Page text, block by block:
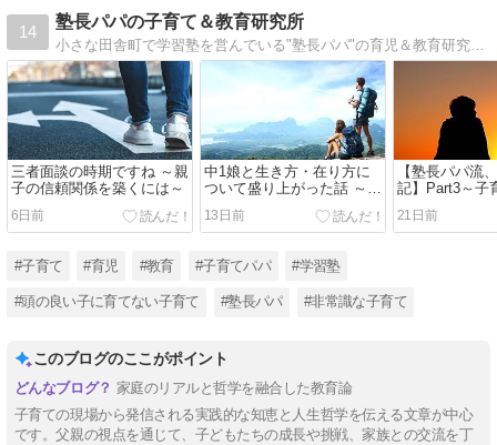
14
塾長パパの子育て＆教育研究所
小さな田舎町で学習塾を営んでいる"塾長パパ"の育児＆教育研究レポート。高2の息子と中1の娘の父で、17年間「頭の良い子に育てない子育て」を実践中。その子育てメソッド、また子育てや教育の仕事を通して学んだこと、感じたことを熱く語る！
三者面談の時期ですね ～親
子の信頼関係を築くには～
6日前
中1娘と生き方・在り方に
ついて盛り上がった話 ～
「ミッションステートメン
ト」って何？～
13日前
【塾長パパ流
記】Part3～子
運命をも変え
21日前
#子育て #育児 #教育 #子育てパパ #学習塾
#頭の良い子に育てない子育て #塾長パパ #非常識な子育て
このブログのここがポイント
家庭のリアルと哲学を融合した教育論
子育ての現場から発信される実践的な知恵と人生哲学を伝える文章が中心
です。父親の視点を通じて、子どもたちの成長や挑戦、家族との交流を丁